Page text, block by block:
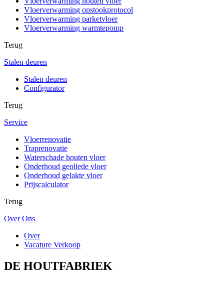
Vloerverwarming opstookprotocol
Vloerverwarming parketvloer
Vloerverwarming warmtepomp
Terug
Stalen deuren
Stalen deuren
Configurator
Terug
Service
Vloerrenovatie
Traprenovatie
Waterschade houten vloer
Onderhoud geoliede vloer
Onderhoud gelakte vloer
Prijscalculator
Terug
Over Ons
Over
Vacature Verkoop
DE HOUTFABRIEK